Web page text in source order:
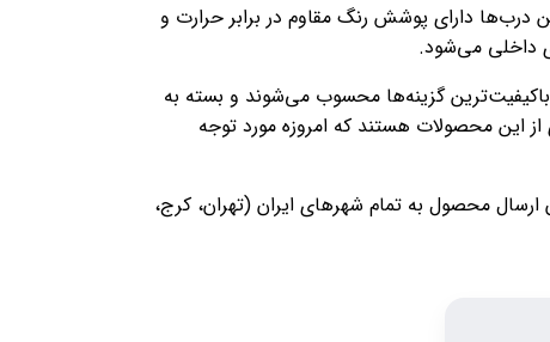
دارای پوشش رنگ مقاوم در برابر حرارت و
داخلی می‌شود.
گزینه‌ها محسوب می‌شوند و بسته به
مدل دیگری از این محصولات هستند که امروزه مورد توجه
محصول به تمام شهرهای ایران (تهران، کرج،